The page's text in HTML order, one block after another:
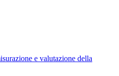
e valutazione della